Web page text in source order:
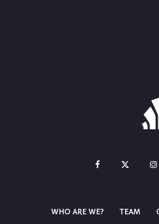
WHO ARE WE? TEAM